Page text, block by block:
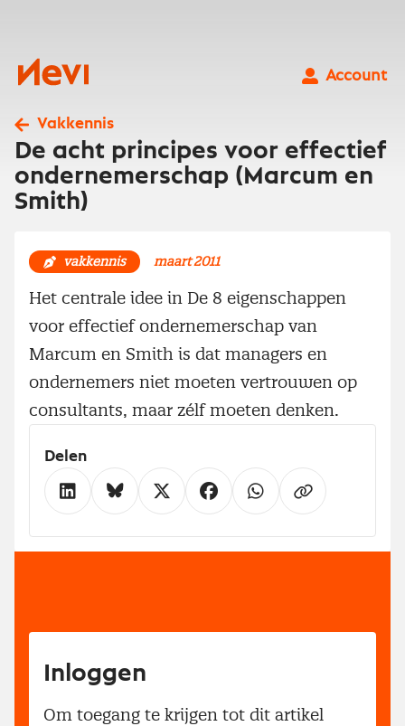
Nevi
Account
Vakkennis
De acht principes voor effectief
ondernemerschap (Marcum en
Smith)
vakkennis maart 2011
Het centrale idee in De 8 eigenschappen
voor effectief ondernemerschap van
Marcum en Smith is dat managers en
ondernemers niet moeten vertrouwen op
consultants, maar zélf moeten denken.
Delen
Inloggen
Om toegang te krijgen tot dit artikel